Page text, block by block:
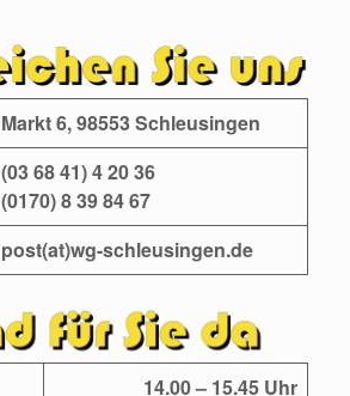
Markt 6, 98553 Schleusingen
(03 68 41) 4 20 36
(0170) 8 39 84 67
post(at)wg-schleusingen.de
14.00 – 15.45 Uhr